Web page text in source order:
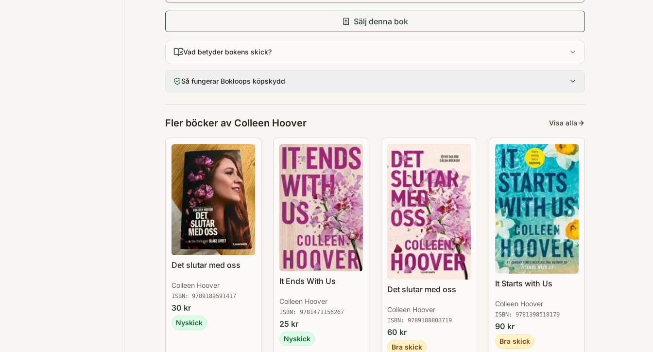
Sälj denna bok
Vad betyder bokens skick?
Så fungerar Bokloops köpskydd
Fler böcker av Colleen Hoover Visa alla
Det slutar med oss
Colleen Hoover
ISBN: 9789189591417
30 kr
Nyskick
It Ends With Us
Colleen Hoover
ISBN: 9781471156267
25 kr
Nyskick
Det slutar med oss
Colleen Hoover
ISBN: 9789188803719
60 kr
Bra skick
It Starts with Us
Colleen Hoover
ISBN: 9781398518179
90 kr
Bra skick